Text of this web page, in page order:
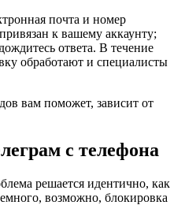
почта и номер
к вашему аккаунту;
ответа. В течение
обработают и специалисты
вам поможет, зависит от
с телефона
решается идентично, как
возможно, блокировка